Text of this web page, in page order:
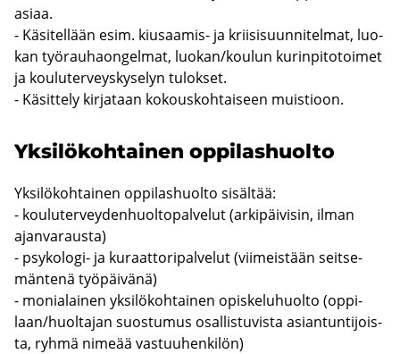
asiaa.
- Kä­si­tel­lään esim. kiusaamis-​ ja krii­si­suun­ni­tel­mat, luo­
kan työ­rau­haon­gel­mat, luo­kan/kou­lun ku­rin­pi­to­toi­met
ja kou­lu­ter­veys­ky­se­lyn tu­lok­set.
- Kä­sit­te­ly kir­ja­taan ko­kous­koh­tai­seen muis­tioon.
Yk­si­lö­koh­tai­nen op­pi­las­huol­to
Yk­si­lö­koh­tai­nen op­pi­las­huol­to si­säl­tää:
- kou­lu­ter­vey­den­huol­to­pal­ve­lut (ar­ki­päi­vi­sin, ilman
ajan­va­raus­ta)
- psykologi-​ ja ku­raat­to­ri­pal­ve­lut (vii­meis­tään seit­se­
män­te­nä työ­päi­vä­nä)
- mo­nia­lai­nen yk­si­lö­koh­tai­nen opis­ke­lu­huol­to (op­pi­
laan/huol­ta­jan suos­tu­mus osal­lis­tu­vis­ta asian­tun­ti­jois­
ta, ryhmä ni­me­ää vas­tuu­hen­ki­lön)